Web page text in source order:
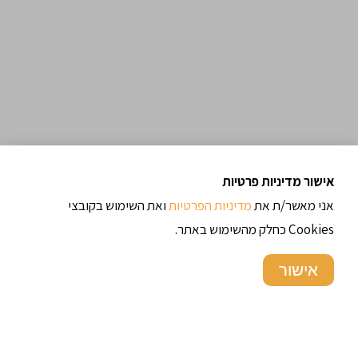
ארכיון מתכונים
תגיות
אישור מדיניות פרטיות
אני מאשר/ת אתמדיניות הפרטיותואת השימוש בקובצי
Cookies כחלק מהשימוש באתר.
אישור